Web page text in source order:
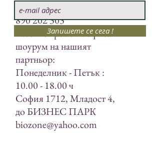
Свържете се с нас:
890 202 303
Работно време на офиса и
шоурум на нашият
партньор:
Понеделник - Петък :
10.00 - 18.00ч
София 1712, Младост 4,
до БИЗНЕС ПАРК
biozone@yahoo.com
Запишете се сега !